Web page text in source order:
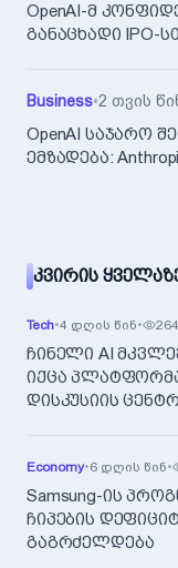
OpenAI-მ
განაცხადი IPO-
Business•2 თვის
OpenAI საჯარო
ემზადება:
ᲙᲕᲘᲠᲘᲡ
Tech•4 დღის წინ• 264
ჩინელი AI
იქცა
დისკუსიის
Economy•6 დღის წინ•
Samsung-ის
ჩიპების
გაგრძელდება